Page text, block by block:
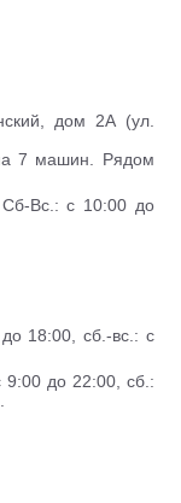
дом 2А (ул.
7 машин. Рядом
Вс.: с 10:00 до
18:00, сб.-вс.: с
9:00 до 22:00, сб.: